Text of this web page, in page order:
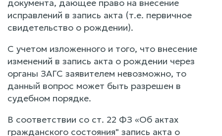
документа, дающее право на внесение
исправлений в запись акта (т.е. первичное
свидетельство о рождении).
С учетом изложенного и того, что внесение
изменений в запись акта о рождении через
органы ЗАГС заявителем невозможно, то
данный вопрос может быть разрешен в
судебном порядке.
В соответствии со ст. 22 ФЗ «Об актах
гражданского состояния" запись акта о